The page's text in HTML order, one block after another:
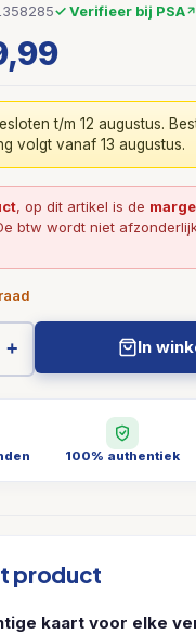
✓ Verifieer bij PSA
t/m 12 augustus.
volgt vanaf 13 augustus.
, op dit artikel is de
btw wordt niet
+ In
100% authentiek
product
kaart voor elke